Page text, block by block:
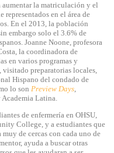
la matriculación y el
en el área de
En el 2013, la población
embargo solo el 3.6% de
Joanne Noone, profesora
la coordinadora de
en varios programas y
preparatorias locales,
Hispano del condado de
lo son Preview Days,
Academia Latina.
de enfermería en OHSU,
College, y a estudiantes que
de cercas con cada uno de
ayuda a buscar otras